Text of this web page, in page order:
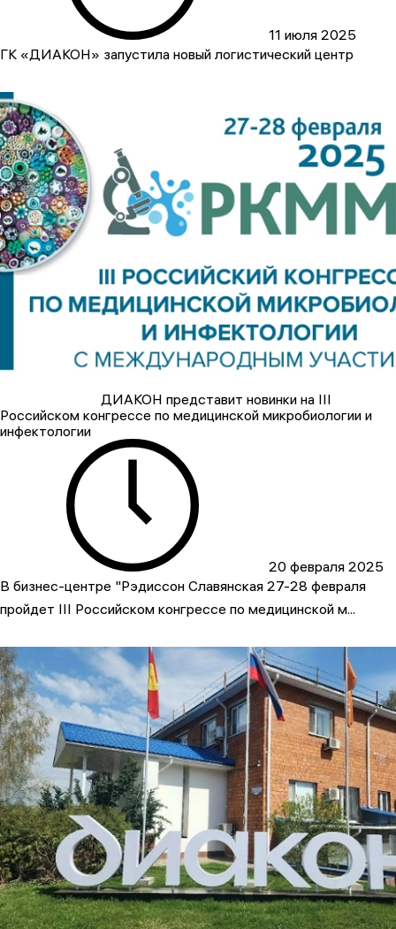
11 июля 2025
ГК «ДИАКОН» запустила новый логистический центр
ДИАКОН представит новинки на III
Российском конгрессе по медицинской микробиологии и
инфектологии
20 февраля 2025
В бизнес-центре "Рэдиссон Славянская 27-28 февраля
пройдет III Российском конгрессе по медицинской м...